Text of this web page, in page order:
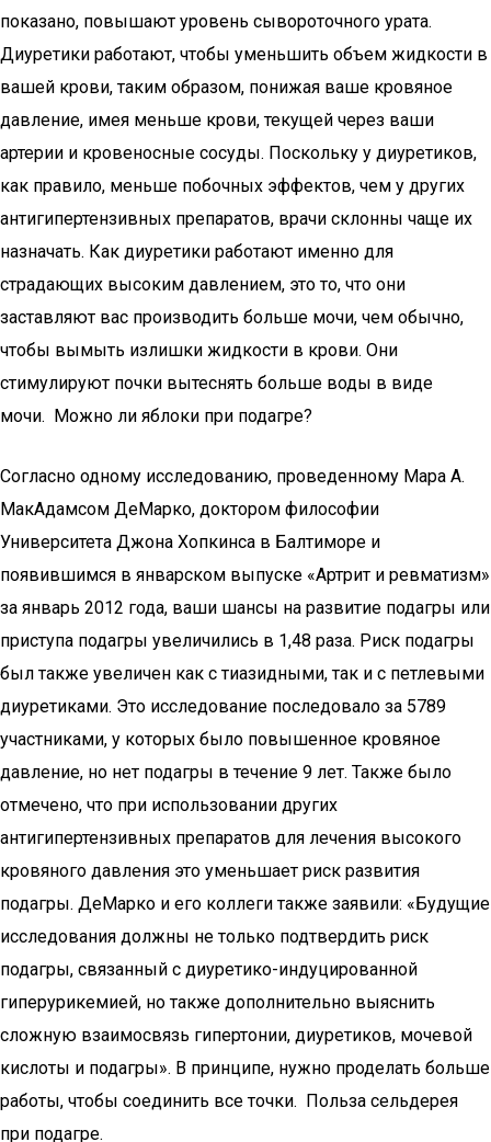
показано, повышают уровень сывороточного урата.
Диуретики работают, чтобы уменьшить объем жидкости в
вашей крови, таким образом, понижая ваше кровяное
давление, имея меньше крови, текущей через ваши
артерии и кровеносные сосуды. Поскольку у диуретиков,
как правило, меньше побочных эффектов, чем у других
антигипертензивных препаратов, врачи склонны чаще их
назначать. Как диуретики работают именно для
страдающих высоким давлением, это то, что они
заставляют вас производить больше мочи, чем обычно,
чтобы вымыть излишки жидкости в крови. Они
стимулируют почки вытеснять больше воды в виде
мочи. Можно ли яблоки при подагре?
Согласно одному исследованию, проведенному Мара А.
МакАдамсом ДеМарко, доктором философии
Университета Джона Хопкинса в Балтиморе и
появившимся в январском выпуске «Артрит и ревматизм»
за январь 2012 года, ваши шансы на развитие подагры или
приступа подагры увеличились в 1,48 раза. Риск подагры
был также увеличен как с тиазидными, так и с петлевыми
диуретиками. Это исследование последовало за 5789
участниками, у которых было повышенное кровяное
давление, но нет подагры в течение 9 лет. Также было
отмечено, что при использовании других
антигипертензивных препаратов для лечения высокого
кровяного давления это уменьшает риск развития
подагры. ДеМарко и его коллеги также заявили: «Будущие
исследования должны не только подтвердить риск
подагры, связанный с диуретико-индуцированной
гиперурикемией, но также дополнительно выяснить
сложную взаимосвязь гипертонии, диуретиков, мочевой
кислоты и подагры». В принципе, нужно проделать больше
работы, чтобы соединить все точки. Польза сельдерея
при подагре.